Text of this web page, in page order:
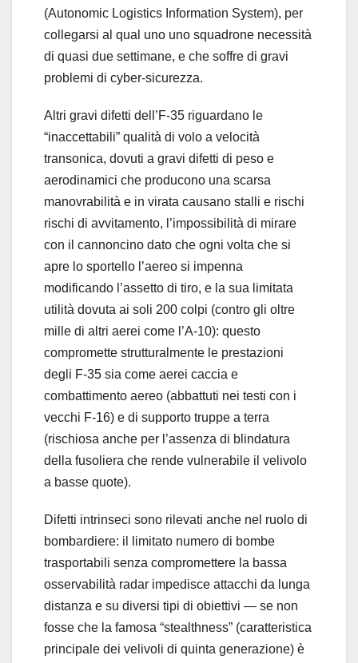
(Autonomic Logistics Information System), per
collegarsi al qual uno uno squadrone necessità
di quasi due settimane, e che soffre di gravi
problemi di cyber-sicurezza.
Altri gravi difetti dell’F-35 riguardano le
“inaccettabili” qualità di volo a velocità
transonica, dovuti a gravi difetti di peso e
aerodinamici che producono una scarsa
manovrabilità e in virata causano stalli e rischi
rischi di avvitamento, l’impossibilità di mirare
con il cannoncino dato che ogni volta che si
apre lo sportello l’aereo si impenna
modificando l’assetto di tiro, e la sua limitata
utilità dovuta ai soli 200 colpi (contro gli oltre
mille di altri aerei come l’A-10): questo
compromette strutturalmente le prestazioni
degli F-35 sia come aerei caccia e
combattimento aereo (abbattuti nei testi con i
vecchi F-16) e di supporto truppe a terra
(rischiosa anche per l’assenza di blindatura
della fusoliera che rende vulnerabile il velivolo
a basse quote).
Difetti intrinseci sono rilevati anche nel ruolo di
bombardiere: il limitato numero di bombe
trasportabili senza compromettere la bassa
osservabilità radar impedisce attacchi da lunga
distanza e su diversi tipi di obiettivi — se non
fosse che la famosa “stealthness” (caratteristica
principale dei velivoli di quinta generazione) è